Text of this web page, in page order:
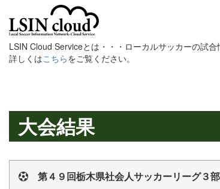
LSIN Cloud Serviceとは・・・ローカルサッカーの試合
詳しくはこちらをご覧ください。
大会結果
第４９回栃木県社会人サッカーリーグ３